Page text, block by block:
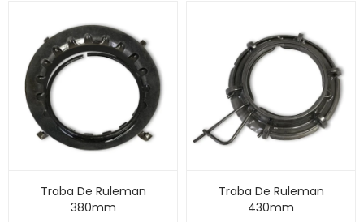
Traba De Ruleman
380mm
Traba De Ruleman
430mm